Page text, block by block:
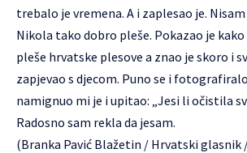
trebalo je vremena. A i zaplesao je.
Nikola tako dobro pleše. Pokazao je
pleše hrvatske plesove a znao je skoro i
zapjevao s djecom. Puno se i
namignuo mi je i upitao: „Jesi li očistila
Radosno sam rekla da jesam.
(Branka Pavić Blažetin / Hrvatski glasnik /